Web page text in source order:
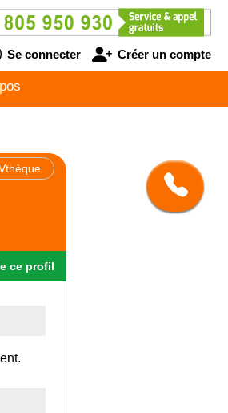
Se connecter Créer un compte
ce profil